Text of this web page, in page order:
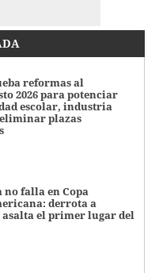
reformas al
2026 para potenciar
escolar, industria
plazas
falla en Copa
derrota a
asalta el primer lugar del